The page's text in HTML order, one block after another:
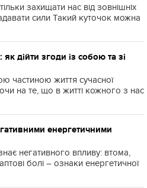
захищати нас від зовнішніх
сили Такий куточок можна
дійти згоди із собою та зі
частиною життя сучасної
на те, що в житті кожного з нас
енергетичними
негативного впливу: втома,
болі – ознаки енергетичної